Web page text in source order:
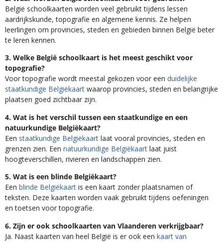
België schoolkaarten worden veel gebruikt tijdens lessen
aardrijkskunde, topografie en algemene kennis. Ze helpen
leerlingen om provincies, steden en gebieden binnen België beter
te leren kennen.
3. Welke België schoolkaart is het meest geschikt voor
topografie?
Voor topografie wordt meestal gekozen voor een duidelijke
staatkundige Belgiëkaart waarop provincies, steden en belangrijke
plaatsen goed zichtbaar zijn.
4. Wat is het verschil tussen een staatkundige en een
natuurkundige Belgiëkaart?
Een staatkundige Belgiëkaart laat vooral provincies, steden en
grenzen zien. Een natuurkundige Belgiëkaart laat juist
hoogteverschillen, rivieren en landschappen zien.
5. Wat is een blinde Belgiëkaart?
Een blinde Belgiëkaart is een kaart zonder plaatsnamen of
teksten. Deze kaarten worden vaak gebruikt tijdens oefeningen
en toetsen voor topografie.
6. Zijn er ook schoolkaarten van Vlaanderen verkrijgbaar?
Ja. Naast kaarten van heel België is er ook een kaart van